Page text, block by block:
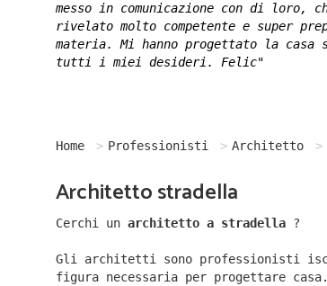
messo in comunicazione con di loro,
rivelato molto competente e super
materia. Mi hanno progettato la casa
tutti i miei desideri. Felic"
Home Professionisti Architetto
Architetto stradella
Cerchi un architetto a stradella ?
Gli architetti sono professionisti
figura necessaria per progettare casa.